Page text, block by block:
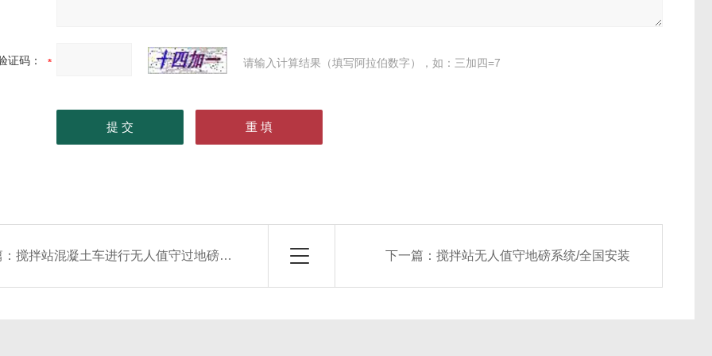
证码： 请输入计算结果（填写阿拉伯数字），如：三加四=7
：搅拌站混凝土车进行无人值守过地磅称重系统 下一篇： 搅拌站无人值守地磅系统/全国安装